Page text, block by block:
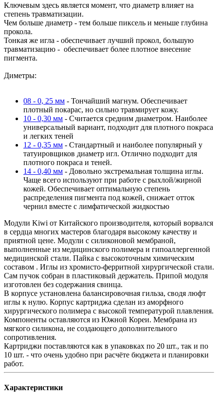
Ключевым здесь является момент, что диаметр влияет на
степень травматизации.
Чем больше диаметр - тем больше пиксель и меньше глубина
прокола.
Тонкая же игла - обеспечивает лучший прокол, большую
травматизацию - обеспечивает более плотное внесение
пигмента.
Диметры:
08 - 0, 25 мм - Тончайший магнум. Обеспечивает
плотный покарас, но сильно травмирует кожу.
10 - 0,30 мм - Считается средним диаметром. Наиболее
универсальный вариант, подходит для плотного покраса
и легких теней
12 - 0,35 мм - Стандартный и наиболее популярный у
татуировщиков диаметр игл. Отлично подходит для
плотного покраса и теней.
14 - 0,40 мм - Довольно экстремальная толщина иглы.
Чаще всего используют при работе с рыхлой/жирной
кожей. Обеспечивает оптимальную степень
распределения пигмента под кожей, снижает отток
чернил вместе с лимфатической жидкостью
Модули Kiwi от Китайского производителя, который ворвался
в сердца многих мастеров благодаря высокому качеству и
приятной цене. Модули с силиконовой мембраной,
выполненные из медицинского полимера и гипоаллергенной
медицинской стали. Пайка с высокоточным химическим
составом . Иглы из хромисто-ферритной хирургической стали.
Сам пучок собран в пластиковый держатель. Припой модуля
изготовлен без содержания свинца.
В корпусе установлена балансировочная гильза, сводя люфт
иглы к нулю. Корпус картриджа сделан из аморфного
хирургического полимера с высокой температурой плавления.
Компоненты оставляются из Южной Кореи. Мембрана из
мягкого силикона, не создающего дополнительного
сопротивления.
Картриджи поставляются как в упаковках по 20 шт., так и по
10 шт. - что очень удобно при расчёте бюджета и планировки
работ.
Характеристики